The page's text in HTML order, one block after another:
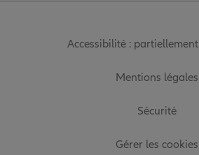
Accessibilité :
Mentions légales
Sécurité
Gérer les cookies